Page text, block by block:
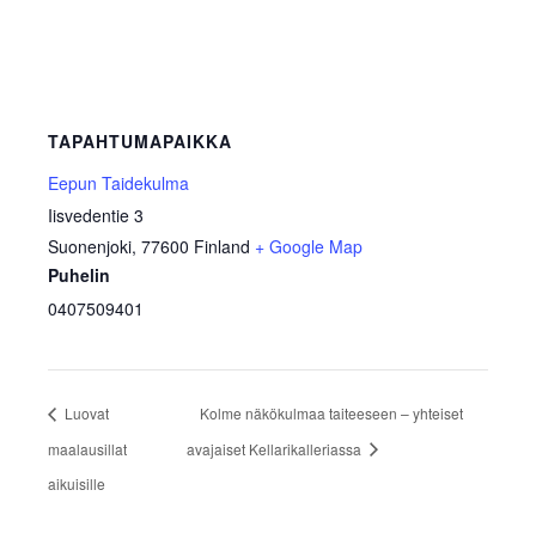
TAPAHTUMAPAIKKA
Eepun Taidekulma
Iisvedentie 3
Suonenjoki, 77600 Finland + Google Map
Puhelin
0407509401
Luovat
maalausillat
aikuisille
Kolme näkökulmaa taiteeseen – yhteiset
avajaiset Kellarikalleriassa